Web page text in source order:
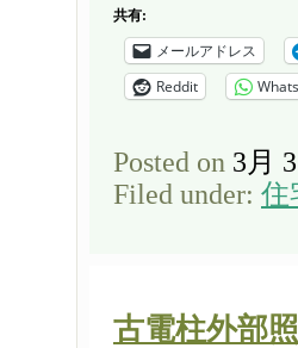
共有:
メールアドレス
Reddit
Posted on 3月
Filed under: 住
古電柱外部